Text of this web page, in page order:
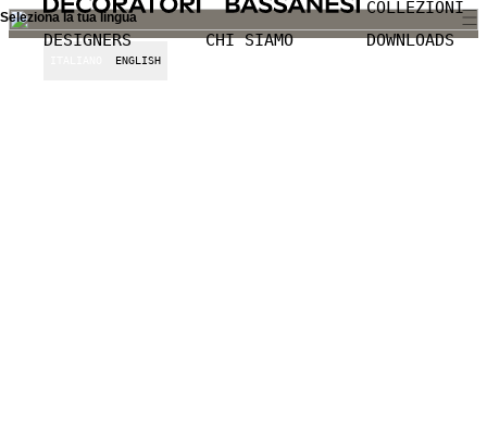
Seleziona la tua lingua
ENGLISH
COLLEZIONI
DESIGNERS
CHI SIAMO DOWNLOADS